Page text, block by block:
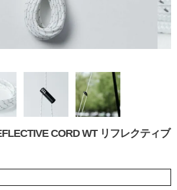
CORD WT リフレクティブ